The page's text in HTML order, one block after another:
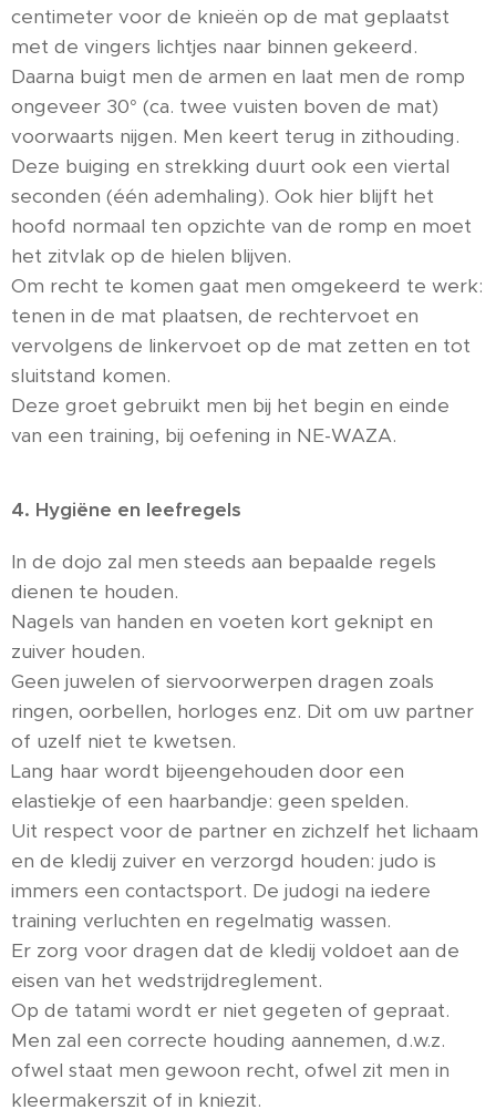
centimeter voor de knieën op de mat geplaatst
met de vingers lichtjes naar binnen gekeerd.
Daarna buigt men de armen en laat men de romp
ongeveer 30° (ca. twee vuisten boven de mat)
voorwaarts nijgen. Men keert terug in zithouding.
Deze buiging en strekking duurt ook een viertal
seconden (één ademhaling). Ook hier blijft het
hoofd normaal ten opzichte van de romp en moet
het zitvlak op de hielen blijven.
Om recht te komen gaat men omgekeerd te werk:
tenen in de mat plaatsen, de rechtervoet en
vervolgens de linkervoet op de mat zetten en tot
sluitstand komen.
Deze groet gebruikt men bij het begin en einde
van een training, bij oefening in NE-WAZA.
4. Hygiëne en leefregels
In de dojo zal men steeds aan bepaalde regels
dienen te houden.
Nagels van handen en voeten kort geknipt en
zuiver houden.
Geen juwelen of siervoorwerpen dragen zoals
ringen, oorbellen, horloges enz. Dit om uw partner
of uzelf niet te kwetsen.
Lang haar wordt bijeengehouden door een
elastiekje of een haarbandje: geen spelden.
Uit respect voor de partner en zichzelf het lichaam
en de kledij zuiver en verzorgd houden: judo is
immers een contactsport. De judogi na iedere
training verluchten en regelmatig wassen.
Er zorg voor dragen dat de kledij voldoet aan de
eisen van het wedstrijdreglement.
Op de tatami wordt er niet gegeten of gepraat.
Men zal een correcte houding aannemen, d.w.z.
ofwel staat men gewoon recht, ofwel zit men in
kleermakerszit of in kniezit.